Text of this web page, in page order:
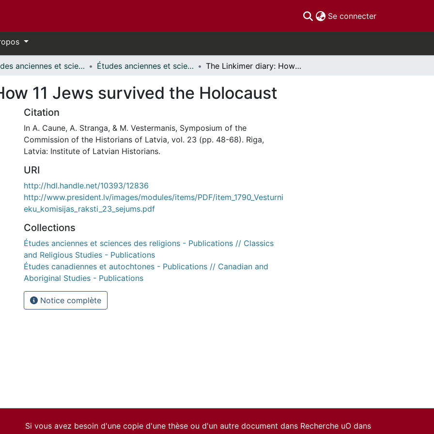
Se connecter(current)
Études anciennes et sciences des religions // Classics and Religious Studies Études anciennes et sciences des religions - Publications // Classics and Religious Studies - Publications The Linkimer diary: How 11 Jews survived the Holocaust
11 Jews survived the Holocaust
Citation
In A. Caune, A. Stranga, & M. Vestermanis, Symposium of the
Commission of the Historians of Latvia, vol. 23 (pp. 48-68). Riga,
Latvia: Institute of Latvian Historians.
URI
http://hdl.handle.net/10393/12836
http://www.president.lv/images/modules/items/PDF/item_1790_Vesturni
eku_komisijas_raksti_23_sejums.pdf
Collections
Études anciennes et sciences des religions - Publications // Classics
and Religious Studies - Publications
Études canadiennes et autochtones - Publications // Canadian and
Aboriginal Studies - Publications
Notice complète
Si vous avez besoin d'une copie d'une thèse ou d'un autre document dans Recherche uO dans